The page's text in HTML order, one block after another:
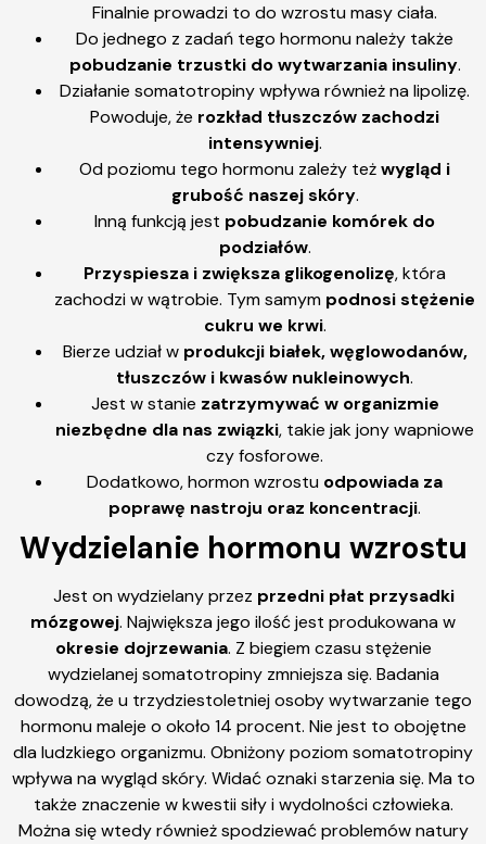
Finalnie prowadzi to do wzrostu masy ciała.
Do jednego z zadań tego hormonu należy także
pobudzanie trzustki do wytwarzania insuliny.
Działanie somatotropiny wpływa również na lipolizę.
Powoduje, że rozkład tłuszczów zachodzi
intensywniej.
Od poziomu tego hormonu zależy teżwygląd i
grubość naszej skóry.
Inną funkcją jest pobudzanie komórek do
podziałów.
Przyspiesza i zwiększa glikogenolizę, która
zachodzi w wątrobie. Tym samym podnosi stężenie
cukru we krwi.
Bierze udział w produkcji białek, węglowodanów,
tłuszczów i kwasów nukleinowych.
Jest w stanie zatrzymywać w organizmie
niezbędne dla nas związki, takie jak jony wapniowe
czy fosforowe.
Dodatkowo, hormon wzrostu odpowiada za
poprawę nastroju oraz koncentracji.
Wydzielanie hormonu wzrostu
Jest on wydzielany przez przedni płat przysadki
mózgowej. Największa jego ilość jest produkowana w
okresie dojrzewania. Z biegiem czasu stężenie
wydzielanej somatotropiny zmniejsza się. Badania
dowodzą, że u trzydziestoletniej osoby wytwarzanie tego
hormonu maleje o około 14 procent. Nie jest to obojętne
dla ludzkiego organizmu. Obniżony poziom somatotropiny
wpływa na wygląd skóry. Widać oznaki starzenia się. Ma to
także znaczenie w kwestii siły i wydolności człowieka.
Można się wtedy również spodziewać problemów natury